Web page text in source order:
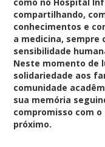
compartilhando,
conhecimentos e
a medicina,
sensibilidade
Neste momento de
solidariedade aos
comunidade
sua memória
compromisso com
próximo.